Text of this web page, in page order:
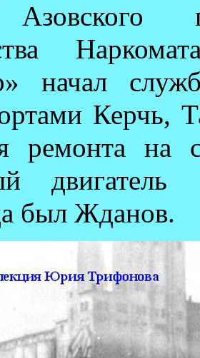
начал
Керчь,
ремонта на
был Жданов.